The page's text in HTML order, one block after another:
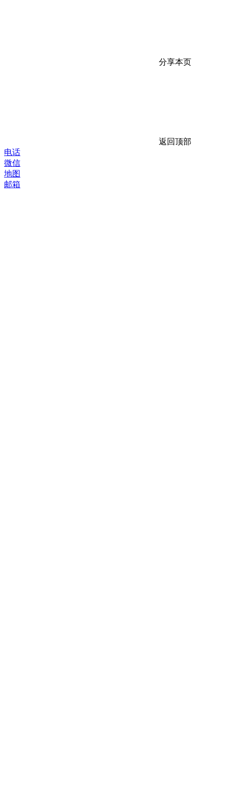
分享本页
返回顶部
电话
微信
地图
邮箱